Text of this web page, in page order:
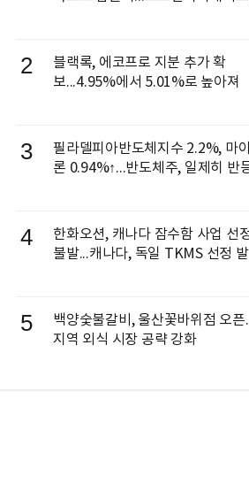
2
블랙록, 에코프로 지분 추가 확
보...4.95%에서 5.01%로 높아져
3
필라델피아반도체지수 2.2%, 마
론 0.94%↑...반도체주, 일제히 반
4
한화오션, 캐나다 잠수함 사업 선
불발...캐나다, 독일 TKMS 선정
5
백양숯불갈비, 울산꽃바위점 오픈
지역 외식 시장 공략 강화